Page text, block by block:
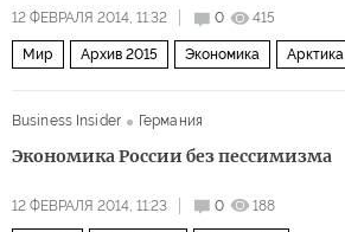
12 ФЕВРАЛЯ 2014, 11:32 0 415
Мир Архив 2015 Экономика Арктика
Business Insider
Германия
Экономика России без пессимизма
12 ФЕВРАЛЯ 2014, 11:23 0 188